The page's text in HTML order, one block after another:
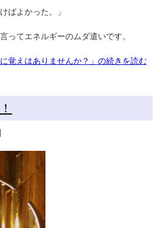
ばよかった。」
ってエネルギーのムダ遣いです。
に覚えはありませんか？」の続きを読む